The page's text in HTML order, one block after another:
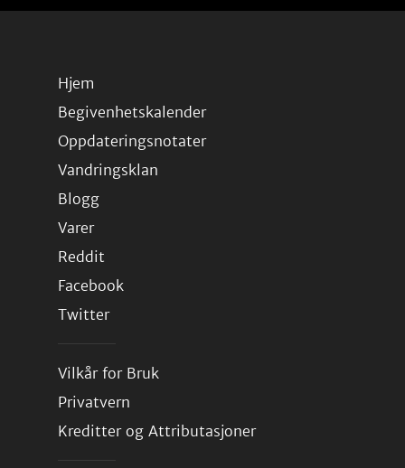
Hjem
Begivenhetskalender
Oppdateringsnotater
Vandringsklan
Blogg
Varer
Reddit
Facebook
Twitter
Vilkår for Bruk
Privatvern
Kreditter og Attributasjoner